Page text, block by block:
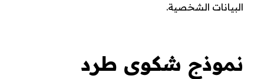
البيانات الشخصية.
نموذج شكوى طرد